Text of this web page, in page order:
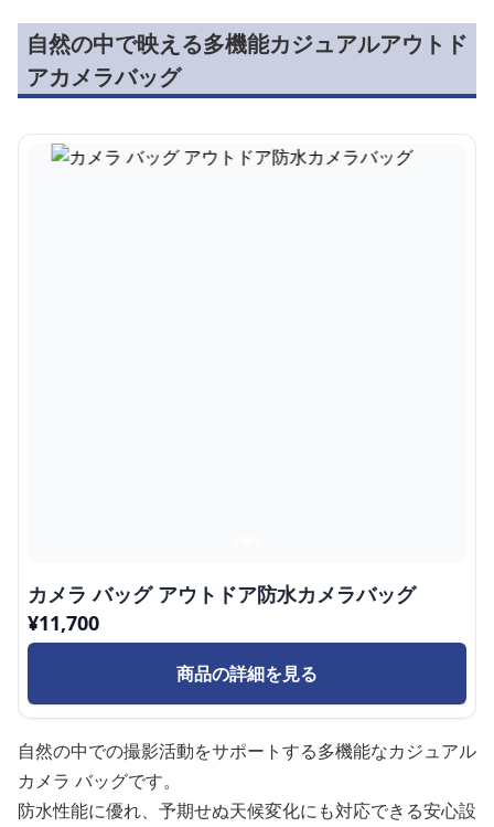
自然の中で映える多機能カジュアルアウトド
アカメラバッグ
カメラ バッグ アウトドア防水カメラバッグ
¥11,700
商品の詳細を見る
自然の中での撮影活動をサポートする多機能なカジュアル
カメラ バッグです。
防水性能に優れ、予期せぬ天候変化にも対応できる安心設